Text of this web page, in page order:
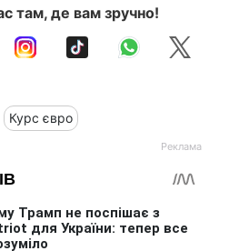
там, де вам зручно!
Курс євро